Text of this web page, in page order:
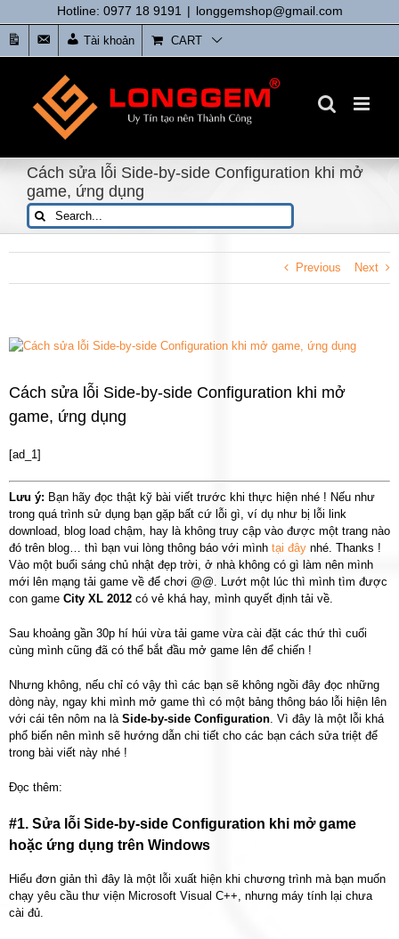
to
content
Hotline: 0977 18 9191 | longgemshop@gmail.com
tức
Liên
Hệ
Tài khoản CART
Cách sửa lỗi Side-by-side Configuration khi mở
game, ứng dụng
Search
for:
Previous Next
View
Cách sửa lỗi Side-by-side Configuration khi mở
game, ứng dụng
[ad_1]
Lưu ý: Bạn hãy đọc thật kỹ bài viết trước khi thực hiện nhé ! Nếu như
trong quá trình sử dụng bạn gặp bất cứ lỗi gì, ví dụ như bị lỗi link
download, blog load chậm, hay là không truy cập vào được một trang nào
đó trên blog… thì bạn vui lòng thông báo với mình tại đây nhé. Thanks !
Vào một buổi sáng chủ nhật đẹp trời, ở nhà không có gì làm nên mình
mới lên mạng tải game về để chơi @@. Lướt một lúc thì mình tìm được
con game City XL 2012 có vẻ khá hay, mình quyết định tải về.
Sau khoảng gần 30p hí húi vừa tải game vừa cài đặt các thứ thì cuối
cùng mình cũng đã có thể bắt đầu mở game lên để chiến !
Nhưng không, nếu chỉ có vậy thì các bạn sẽ không ngồi đây đọc những
dòng này, ngay khi mình mở game thì có một bảng thông báo lỗi hiện lên
với cái tên nôm na là Side-by-side Configuration . Vì đây là một lỗi khá
phổ biến nên mình sẽ hướng dẫn chi tiết cho các bạn cách sửa triệt để
trong bài viết này nhé !
Đọc thêm:
#1. Sửa lỗi Side-by-side Configuration khi mở game
hoặc ứng dụng trên Windows
Hiểu đơn giản thì đây là một lỗi xuất hiện khi chương trình mà bạn muốn
chạy yêu cầu thư viện Microsoft Visual C++, nhưng máy tính lại chưa
cài đủ.